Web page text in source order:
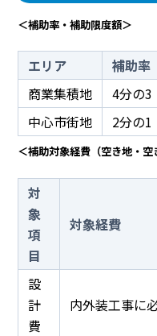
＜補助率・補助限度額＞
エリア 補助率
商業集積地
4分の3
中心市街地
2分の1
＜補助対象経費（空き地・
対
象
項
目
対象経費
設
計
費
内外装工事に